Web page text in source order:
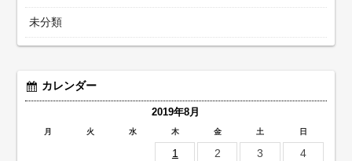
未分類
カレンダー
2019年8月
月 火 水 木 金 土 日
1 2 3
4